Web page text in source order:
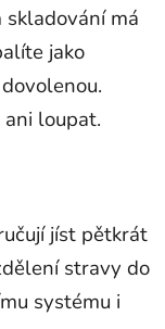
skladování má
jako
loupat.
jíst pětkrát
stravy do
systému i